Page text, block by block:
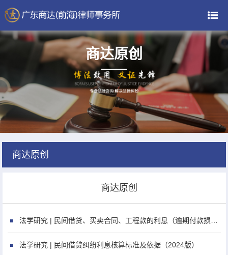
商达原创
商达原创
商达原创
法学研究 | 民间借贷纠纷利息核算标准及依据（2024版）